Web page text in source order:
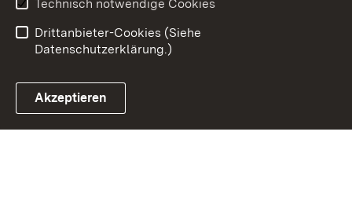
Technisch notwendige Cookies
Drittanbieter-Cookies (Siehe
Datenschutzerklärung.)
Akzeptieren